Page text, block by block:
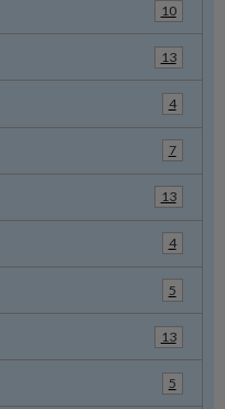
10
13
4
7
13
4
5
13
5